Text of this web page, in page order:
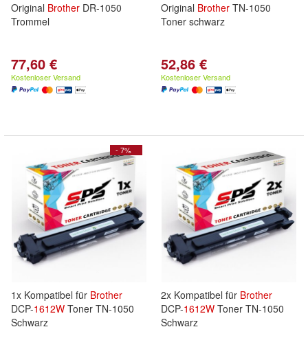
Original Brother DR-1050
Trommel
77,60 €
Kostenloser Versand
Original Brother TN-1050
Toner schwarz
52,86 €
Kostenloser Versand
- 7%
1x Kompatibel für Brother
DCP-1612W Toner TN-1050
Schwarz
2x Kompatibel für Brother
DCP-1612W Toner TN-1050
Schwarz